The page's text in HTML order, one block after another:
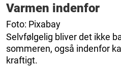
Varmen indenfor
Foto: Pixabay
Selvfølgelig bliver det ikke
sommeren, også indenfor
kraftigt.